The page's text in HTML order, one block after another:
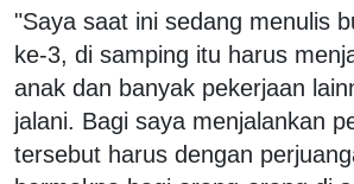
"Saya saat ini sedang menulis
ke-3, di samping itu harus
anak dan banyak pekerjaan
jalani. Bagi saya menjalankan
tersebut harus dengan